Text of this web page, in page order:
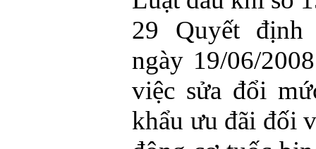
29 Quyết định
ngày 19/06/
việc sửa đổi
khẩu ưu đãi đối